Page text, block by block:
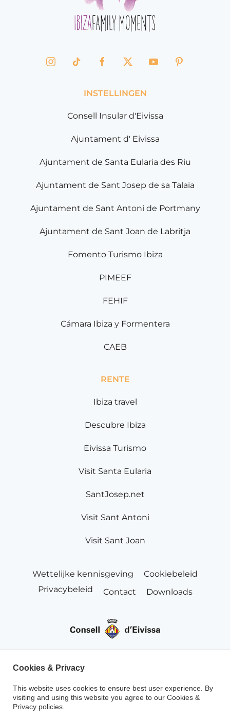
INSTELLINGEN
Consell Insular d'Eivissa
Ajuntament d' Eivissa
Ajuntament de Santa Eularia des Riu
Ajuntament de Sant Josep de sa Talaia
Ajuntament de Sant Antoni de Portmany
Ajuntament de Sant Joan de Labritja
Fomento Turismo Ibiza
PIMEEF
FEHIF
Cámara Ibiza y Formentera
CAEB
RENTE
Ibiza travel
Descubre Ibiza
Eivissa Turismo
Visit Santa Eularia
SantJosep.net
Visit Sant Antoni
Visit Sant Joan
Wettelijke kennisgeving
Cookiebeleid
Privacybeleid
Contact Downloads
Cookies & Privacy
This website uses cookies to ensure best user experience. By
visiting and using this website you agree to our Cookies &
Privacy policies.